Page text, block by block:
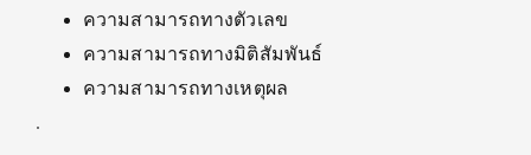
ความสามารถทางตัวเลข
ความสามารถทางมิติสัมพันธ์
ความสามารถทางเหตุผล
.